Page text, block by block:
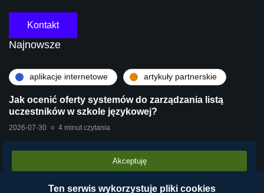
Kontakt
Najnowsze
aplikacje internetowe artykuły partnerskie
Jak ocenić oferty systemów do zarządzania listą
uczestników w szkole językowej?
2026-07-30 4 minut czytania
technologie
Stara centrala vs Wirtualna Centrala Telefoniczna
Akceptuję
Ten serwis wykorzystuje pliki cookies